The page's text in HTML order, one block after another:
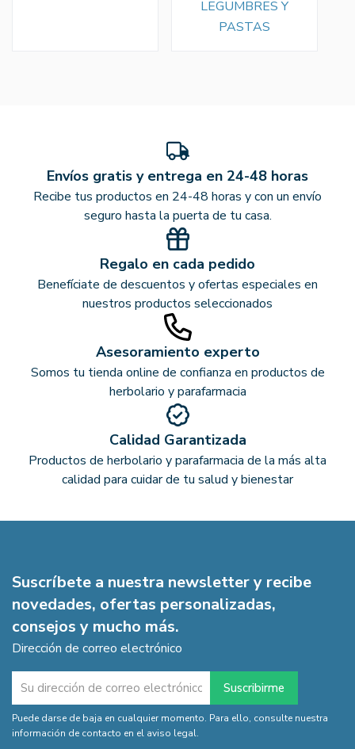
LEGUMBRES Y
PASTAS
Envíos gratis y entrega en 24-48 horas
Recibe tus productos en 24-48 horas y con un envío
seguro hasta la puerta de tu casa.
Regalo en cada pedido
Benefíciate de descuentos y ofertas especiales en
nuestros productos seleccionados
Asesoramiento experto
Somos tu tienda online de confianza en productos de
herbolario y parafarmacia
Calidad Garantizada
Productos de herbolario y parafarmacia de la más alta
calidad para cuidar de tu salud y bienestar
Suscríbete a nuestra newsletter y recibe
novedades, ofertas personalizadas,
consejos y mucho más.
Dirección de correo electrónico
Puede darse de baja en cualquier momento. Para ello, consulte nuestra
información de contacto en el aviso legal.